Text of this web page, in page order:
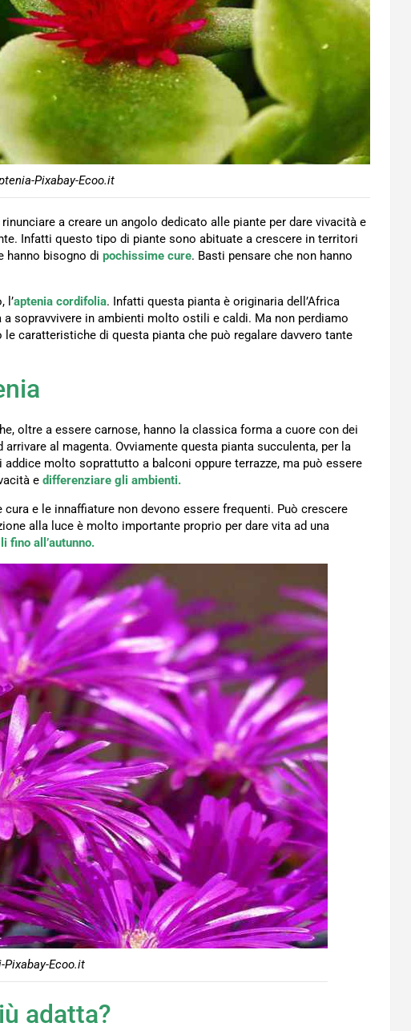
Pixabay-Ecoo.it
a creare un angolo dedicato alle piante per dare vivacità e
Infatti questo tipo di piante sono abituate a crescere in territori
hanno bisogno di pochissime cure. Basti pensare che non hanno
l’aptenia cordifolia. Infatti questa pianta è originaria dell’Africa
sopravvivere in ambienti molto ostili e caldi. Ma non perdiamo
caratteristiche di questa pianta che può regalare davvero tante
oltre a essere carnose, hanno la classica forma a cuore con dei
al magenta. Ovviamente questa pianta succulenta, per la
molto soprattutto a balconi oppure terrazze, ma può essere
e differenziare gli ambienti.
e le innaffiature non devono essere frequenti. Può crescere
alla luce è molto importante proprio per dare vita ad una
fino all’autunno.
Pixabay-Ecoo.it
adatta?